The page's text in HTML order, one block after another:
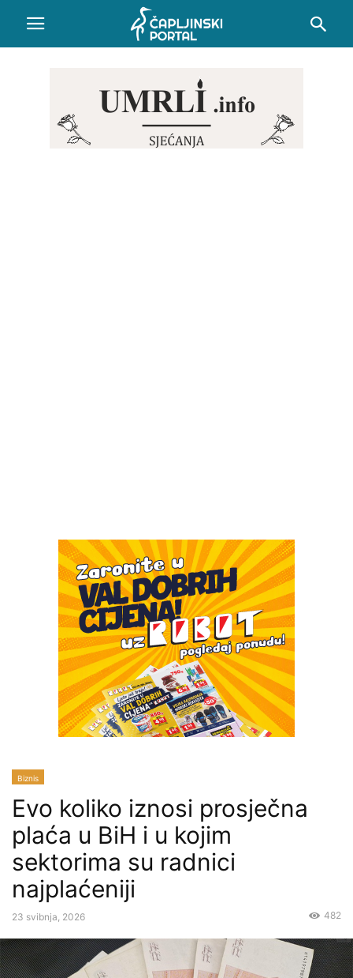
Biznis
Evo koliko iznosi prosječna
plaća u BiH i u kojim
sektorima su radnici
najplaćeniji
23 svibnja, 2026 482